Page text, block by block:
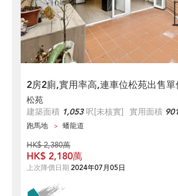
2房2廁,實用率高,連車位松苑出售單
松苑
建築面積 1,053呎[未核實] 實用面積
跑馬地 蟠龍道
HK$ 2,380萬
HK$ 2,180萬
上次降價日期 2024年07月05日